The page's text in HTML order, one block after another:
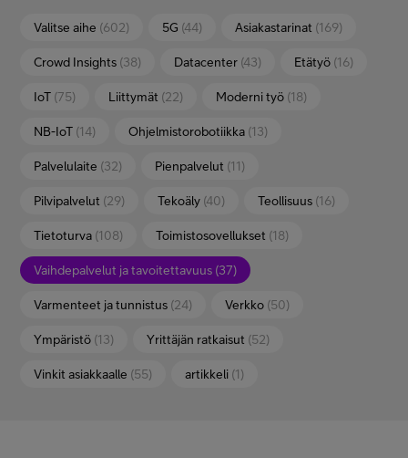
Valitse aihe (602) 5G (44) Asiakastarinat (169)
Crowd Insights (38) Datacenter (43) Etätyö (16)
IoT (75) Liittymät (22) Moderni työ (18)
NB-IoT (14) Ohjelmistorobotiikka (13)
Palvelulaite (32) Pienpalvelut (11)
Pilvipalvelut (29) Tekoäly (40) Teollisuus (16)
Tietoturva (108) Toimistosovellukset (18)
Vaihdepalvelut ja tavoitettavuus (37)
Varmenteet ja tunnistus (24) Verkko (50)
Ympäristö (13) Yrittäjän ratkaisut (52)
Vinkit asiakkaalle (55) artikkeli (1)